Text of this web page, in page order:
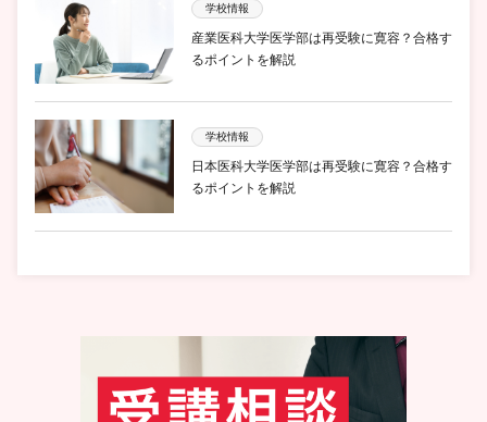
学校情報
産業医科大学医学部は再受験に寛容？合格す
るポイントを解説
学校情報
日本医科大学医学部は再受験に寛容？合格す
るポイントを解説